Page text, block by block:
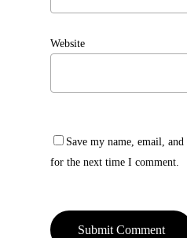
Website
Save my name, email,
for the next time I comment.